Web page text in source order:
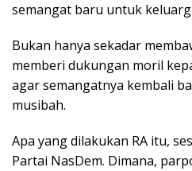
semangat baru untuk
Bukan hanya sekadar
memberi dukungan moril
agar semangatnya kembali
musibah.
Apa yang dilakukan RA itu,
Partai NasDem. Dimana,